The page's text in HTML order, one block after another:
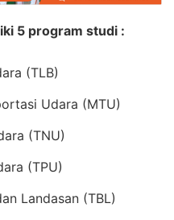
5 program studi :
(TLB)
Udara (MTU)
(TNU)
(TPU)
Landasan (TBL)